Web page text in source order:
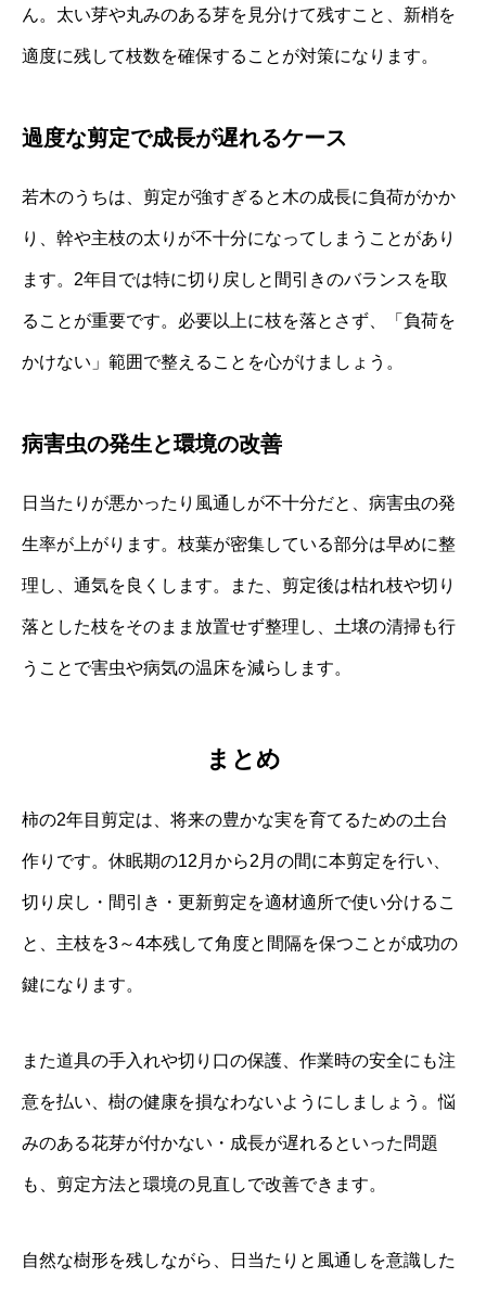
ん。太い芽や丸みのある芽を見分けて残すこと、新梢を
適度に残して枝数を確保することが対策になります。
過度な剪定で成長が遅れるケース
若木のうちは、剪定が強すぎると木の成長に負荷がかか
り、幹や主枝の太りが不十分になってしまうことがあり
ます。2年目では特に切り戻しと間引きのバランスを取
ることが重要です。必要以上に枝を落とさず、「負荷を
かけない」範囲で整えることを心がけましょう。
病害虫の発生と環境の改善
日当たりが悪かったり風通しが不十分だと、病害虫の発
生率が上がります。枝葉が密集している部分は早めに整
理し、通気を良くします。また、剪定後は枯れ枝や切り
落とした枝をそのまま放置せず整理し、土壌の清掃も行
うことで害虫や病気の温床を減らします。
まとめ
柿の2年目剪定は、将来の豊かな実を育てるための土台
作りです。休眠期の12月から2月の間に本剪定を行い、
切り戻し・間引き・更新剪定を適材適所で使い分けるこ
と、主枝を3～4本残して角度と間隔を保つことが成功の
鍵になります。
また道具の手入れや切り口の保護、作業時の安全にも注
意を払い、樹の健康を損なわないようにしましょう。悩
みのある花芽が付かない・成長が遅れるといった問題
も、剪定方法と環境の見直しで改善できます。
自然な樹形を残しながら、日当たりと風通しを意識した